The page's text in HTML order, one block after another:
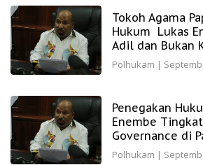
Tokoh Agama
Hukum Lukas
Adil dan Bukan
Polhukam |
Penegakan
Enembe
Governance di
Polhukam |